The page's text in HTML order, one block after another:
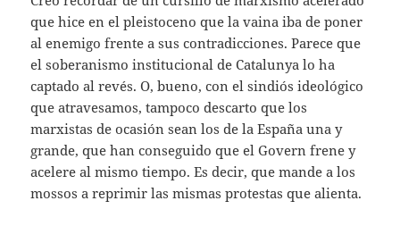
que hice en el pleistoceno que la vaina iba de poner
al enemigo frente a sus contradicciones. Parece que
el soberanismo institucional de Catalunya lo ha
captado al revés. O, bueno, con el sindiós ideológico
que atravesamos, tampoco descarto que los
marxistas de ocasión sean los de la España una y
grande, que han conseguido que el Govern frene y
acelere al mismo tiempo. Es decir, que mande a los
mossos a reprimir las mismas protestas que alienta.